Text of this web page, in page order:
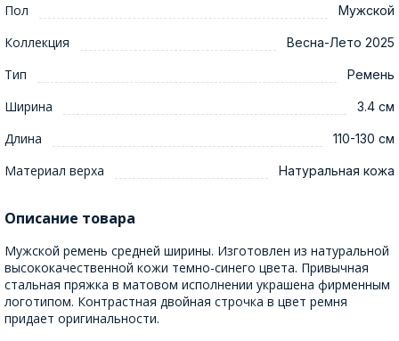
Пол Мужской
Коллекция Весна-Лето 2025
Тип Ремень
Ширина 3.4 см
Длина 110-130 см
Материал верха Натуральная кожа
Описание товара
Мужской ремень средней ширины. Изготовлен из натуральной
высококачественной кожи темно-синего цвета. Привычная
стальная пряжка в матовом исполнении украшена фирменным
логотипом. Контрастная двойная строчка в цвет ремня
придает оригинальности.